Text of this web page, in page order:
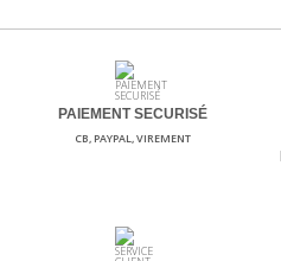
PAIEMENT SECURISÉ
CB, PAYPAL, VIREMENT